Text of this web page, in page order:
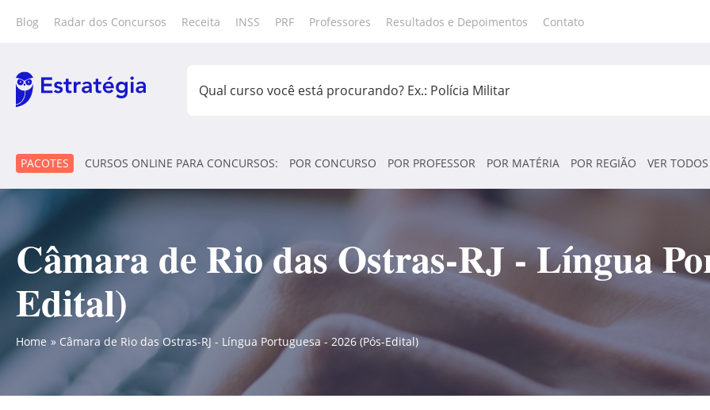
Blog Radar dos Concursos Receita INSS PRF Professores Resultados e Depoimentos Contato
PACOTES CURSOS ONLINE PARA CONCURSOS: POR CONCURSO POR PROFESSOR POR MATÉRIA POR REGIÃO VER TODOS
Câmara de Rio das Ostras-RJ - Língua
Edital)
Home Câmara de Rio das Ostras-RJ - Língua Portuguesa - 2026 (Pós-Edital)